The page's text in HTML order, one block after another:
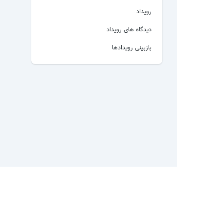
رویداد
دیدگاه های رویداد
بازبینی رویدادها